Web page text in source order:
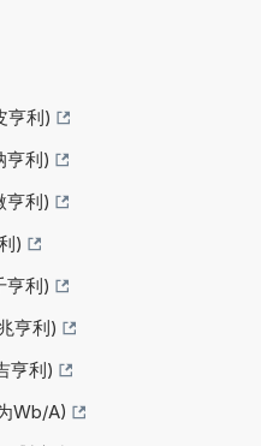
亨利)
亨利)
亨利)
)
亨利)
亨利)
亨利)
Wb/A)